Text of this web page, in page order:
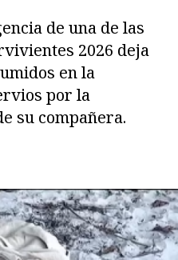
de una de las
2026 deja
en la
por la
su compañera.